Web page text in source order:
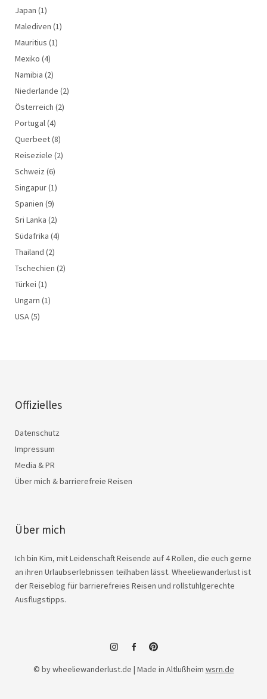
Japan (1)
Malediven (1)
Mauritius (1)
Mexiko (4)
Namibia (2)
Niederlande (2)
Österreich (2)
Portugal(4)
Querbeet(8)
Reiseziele (2)
Schweiz (6)
Singapur(1)
Spanien (9)
Sri Lanka (2)
Südafrika (4)
Thailand (2)
Tschechien (2)
Türkei (1)
Ungarn (1)
USA(5)
Offizielles
Datenschutz
Impressum
Media & PR
Über mich & barrierefreie Reisen
Über mich
Ich bin Kim, mit Leidenschaft Reisende auf 4 Rollen, die euch gerne
an ihren Urlaubserlebnissen teilhaben lässt. Wheeliewanderlust ist
der Reiseblog für barrierefreies Reisen und rollstuhlgerechte
Ausflugstipps.
instagramfacebook
© by wheeliewanderlust.de | Made in Altlußheim wsrn.de